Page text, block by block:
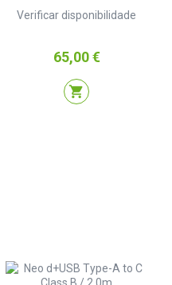
Verificar disponibilidade
Preço
65,00 €
shopping_cart